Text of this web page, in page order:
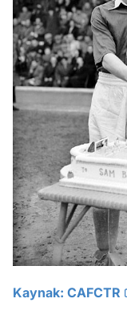
Kaynak: CAFCTR